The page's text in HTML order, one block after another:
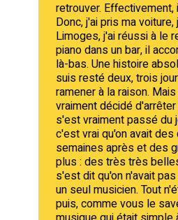
retrouver.
Donc, j'ai pris ma
Limoges, j'ai réussi à le
piano dans un bar, il
là-bas. Une histoire
suis resté deux, trois
ramener à la raison.
vraiment décidé
s'est vraiment passé du
c'est vrai qu'on avait
semaines après et des
plus : des très très
s'est dit qu'on n'avait
un seul musicien. Tout
puis, comme vous le